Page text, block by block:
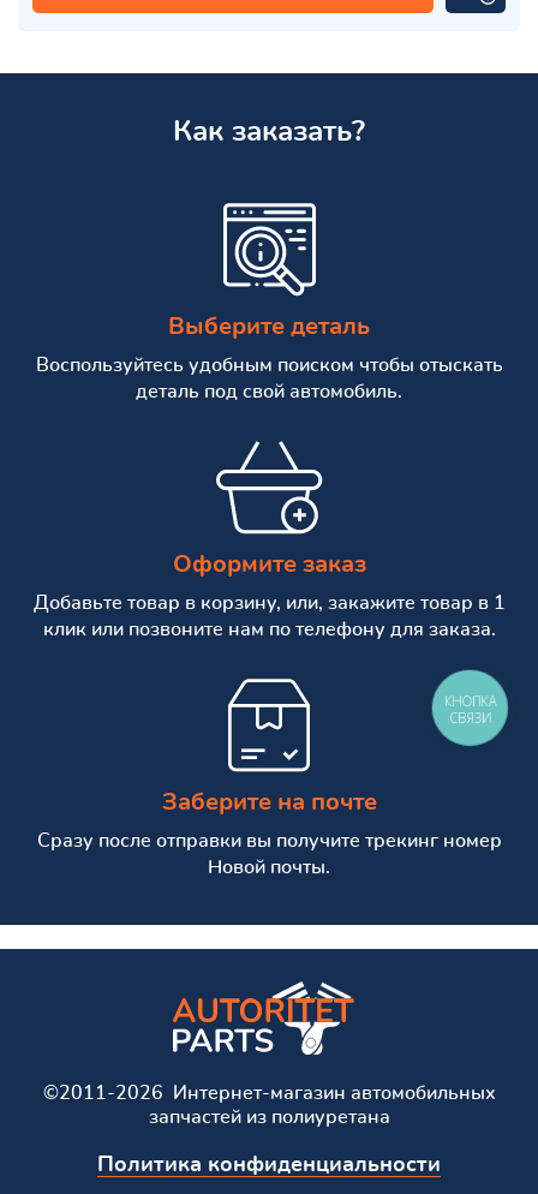
Как заказать?
Выберите деталь
Воспользуйтесь удобным поиском чтобы отыскать
деталь под свой автомобиль.
Оформите заказ
Добавьте товар в корзину, или, закажите товар в 1
клик или позвоните нам по телефону для заказа.
Заберите на почте
Сразу после отправки вы получите трекинг номер
Новой почты.
©2011-2026 Интернет-магазин автомобильных
запчастей из полиуретана
Политика конфиденциальности
КНОПКА
СВЯЗИ